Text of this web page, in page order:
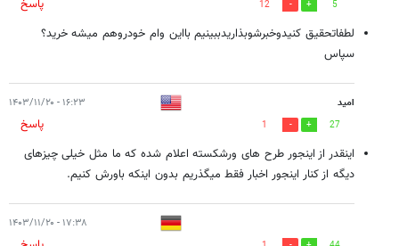
5
12
پاسخ
لطفاتحقیق کنیدوخبرشوبذاریدببینیم بااین وام خودروهم میشه خرید؟
سپاس
امید ۱۶:۲۳ - ۱۴۰۳/۱۱/۲۰
27
1
پاسخ
اینقدر از اینجور طرح های ورشکسته اعلام شده که ما مثل خیلی چیزهای
دیگه از کنار اینجور اخبار فقط میگذریم بدون اینکه باورش کنیم.
۱۷:۳۸ - ۱۴۰۳/۱۱/۲۰